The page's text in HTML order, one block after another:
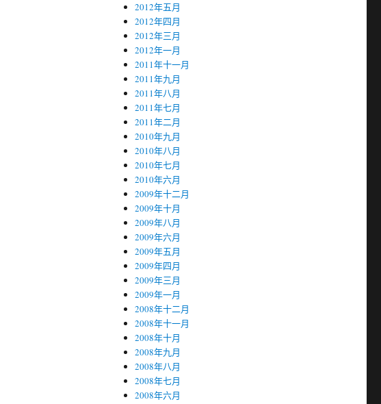
2012年五月
2012年四月
2012年三月
2012年一月
2011年十一月
2011年九月
2011年八月
2011年七月
2011年二月
2010年九月
2010年八月
2010年七月
2010年六月
2009年十二月
2009年十月
2009年八月
2009年六月
2009年五月
2009年四月
2009年三月
2009年一月
2008年十二月
2008年十一月
2008年十月
2008年九月
2008年八月
2008年七月
2008年六月